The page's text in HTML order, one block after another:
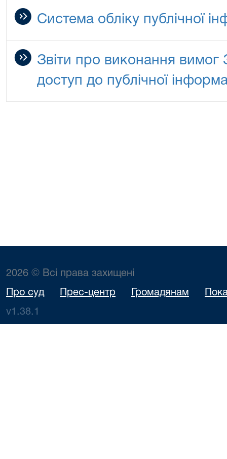
Система обліку публічної
Звіти про виконання вимог
доступ до публічної
2026 © Всі права захищені
Про суд Прес-центр Громадянам
v1.38.1